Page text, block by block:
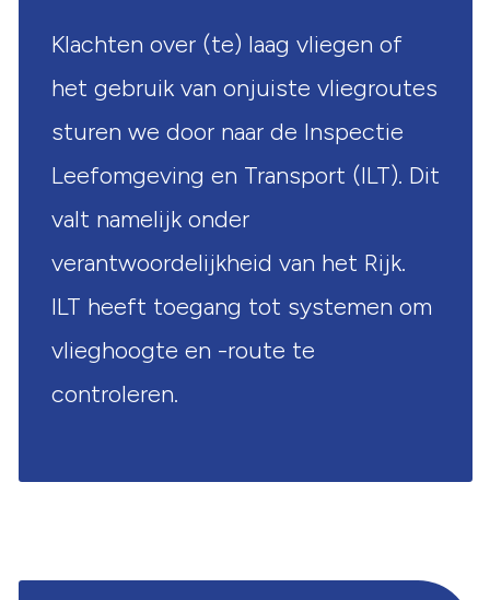
Klachten over (te) laag vliegen of
het gebruik van onjuiste vliegroutes
sturen we door naar de Inspectie
Leefomgeving en Transport (ILT). Dit
valt namelijk onder
verantwoordelijkheid van het Rijk.
ILT heeft toegang tot systemen om
vlieghoogte en -route te
controleren.